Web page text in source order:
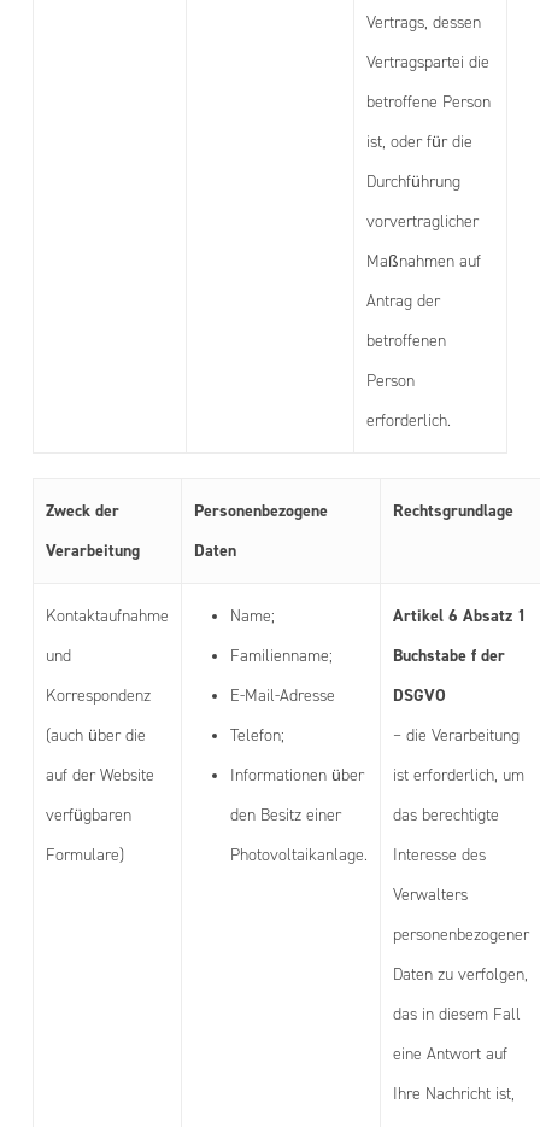
Vertrags, dessen
Vertragspartei die
betroffene Person
ist, oder für die
Durchführung
vorvertraglicher
Maßnahmen auf
Antrag der
betroffenen
Person
erforderlich.
Zweck der
Verarbeitung
Personenbezogene
Daten
Rechtsgrundlage
Kontaktaufnahme
und
Korrespondenz
(auch über die
auf der Website
verfügbaren
Formulare)
Name;
Familienname;
E-Mail-Adresse
Telefon;
Informationen über
den Besitz einer
Photovoltaikanlage.
Artikel 6 Absatz 1
Buchstabe f der
DSGVO
– die Verarbeitung
ist erforderlich, um
das berechtigte
Interesse des
Verwalters
personenbezogener
Daten zu verfolgen,
das in diesem Fall
eine Antwort auf
Ihre Nachricht ist,